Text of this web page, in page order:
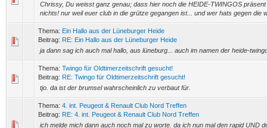
Chrissy, Du weisst ganz genau; dass hier noch die HEIDE-TWINGOS
nichts! nur weil euer club in die grütze gegangen ist... und wer hats gegen die
Thema: Ein Hallo aus der Lüneburger Heide
Beitrag: RE: Ein Hallo aus der Lüneburger Heide
ja dann sag ich auch mal hallo, aus lüneburg... auch im namen der heide-
Thema: Twingo für Oldtimerzeitschrift gesucht!
Beitrag: RE: Twingo für Oldtimerzeitschrift gesucht!
tjo. da ist der brumsel wahrscheinlich zu verbaut für.
Thema: 4. int. Peugeot & Renault Club Nord Treffen
Beitrag: RE: 4. int. Peugeot & Renault Club Nord Treffen
ich melde mich dann auch noch mal zu worte. da ich nun mal den rapid UND